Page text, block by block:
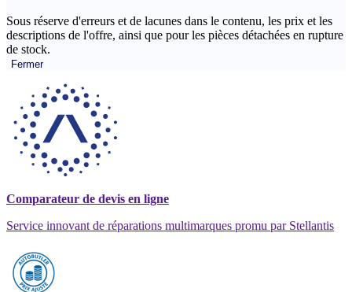
Sous réserve d'erreurs et de lacunes dans le contenu, les prix et les
descriptions de l'offre, ainsi que pour les pièces détachées en rupture
de stock.
Fermer
Comparateur de devis en ligne
Service innovant de réparations multimarques promu par Stellantis